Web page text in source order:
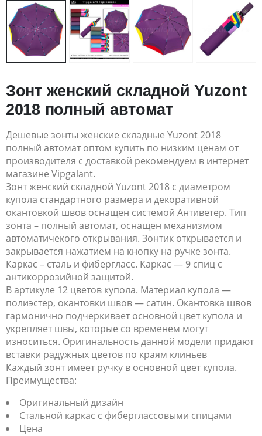
Зонт женский складной Yuzont
2018 полный автомат
Дешевые зонты женские складные Yuzont 2018
полный автомат оптом купить по низким ценам от
производителя с доставкой рекомендуем в интернет
магазине Vipgalant.
Зонт женский складной Yuzont 2018 с диаметром
купола стандартного размера и декоративной
окантовкой швов оснащен системой Антиветер. Тип
зонта – полный автомат, оснащен механизмом
автоматичекого открывания. Зонтик открывается и
закрывается нажатием на кнопку на ручке зонта.
Каркас – сталь и фибергласс. Каркас — 9 спиц с
антикоррозийной защитой.
В артикуле 12 цветов купола. Материал купола —
полиэстер, окантовки швов — сатин. Окантовка швов
гармонично подчеркивает основной цвет купола и
укрепляет швы, которые со временем могут
износиться. Оригинальность данной модели придают
вставки радужных цветов по краям клиньев
Каждый зонт имеет ручку в основной цвет купола.
Преимущества:
Оригинальный дизайн
Стальной каркас с фиберглассовыми спицами
Цена